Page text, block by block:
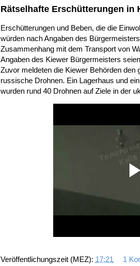
Rätselhafte Erschütterungen in
Erschütterungen und Beben, die die
würden nach Angaben des
Zusammenhang mit dem Transport von
Angaben des Kiewer Bürgermeisters
Zuvor meldeten die Kiewer Behörden den
russische Drohnen. Ein Lagerhaus und
wurden rund 40 Drohnen auf Ziele in der
Veröffentlichungszeit (MEZ): 17:21
1